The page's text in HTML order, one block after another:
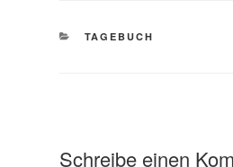
KATEGORIEN
TAGEBUCH
Schreibe einen